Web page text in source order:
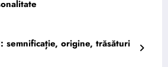
semnificație, origine, trăsături